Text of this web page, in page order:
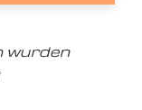
wurden